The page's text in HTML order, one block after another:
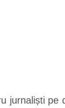
jurnaliști pe